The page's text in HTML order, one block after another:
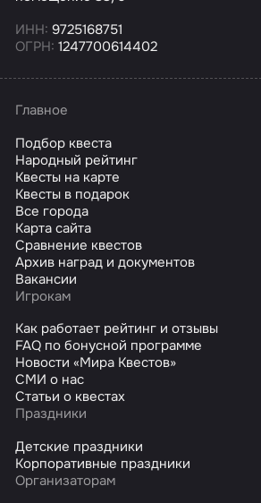
ИНН: 9725168751
ОГРН: 1247700614402
Главное
Подбор квеста
Народный рейтинг
Квесты на карте
Квесты в подарок
Все города
Карта сайта
Сравнение квестов
Архив наград и документов
Вакансии
Игрокам
Как работает рейтинг и отзывы
FAQ по бонусной программе
Новости «Мира Квестов»
СМИ о нас
Статьи о квестах
Праздники
Детские праздники
Корпоративные праздники
Организаторам